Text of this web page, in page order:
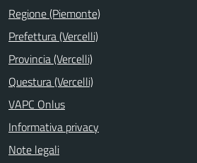
Regione (Piemonte)
Prefettura (Vercelli)
Provincia (Vercelli)
Questura (Vercelli)
VAPC Onlus
Informativa privacy
Note legali